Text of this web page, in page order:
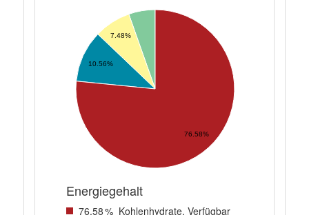
7.48%
10.56%
76.58%
Energiegehalt
76.58% Kohlenhydrate, Verfügbar